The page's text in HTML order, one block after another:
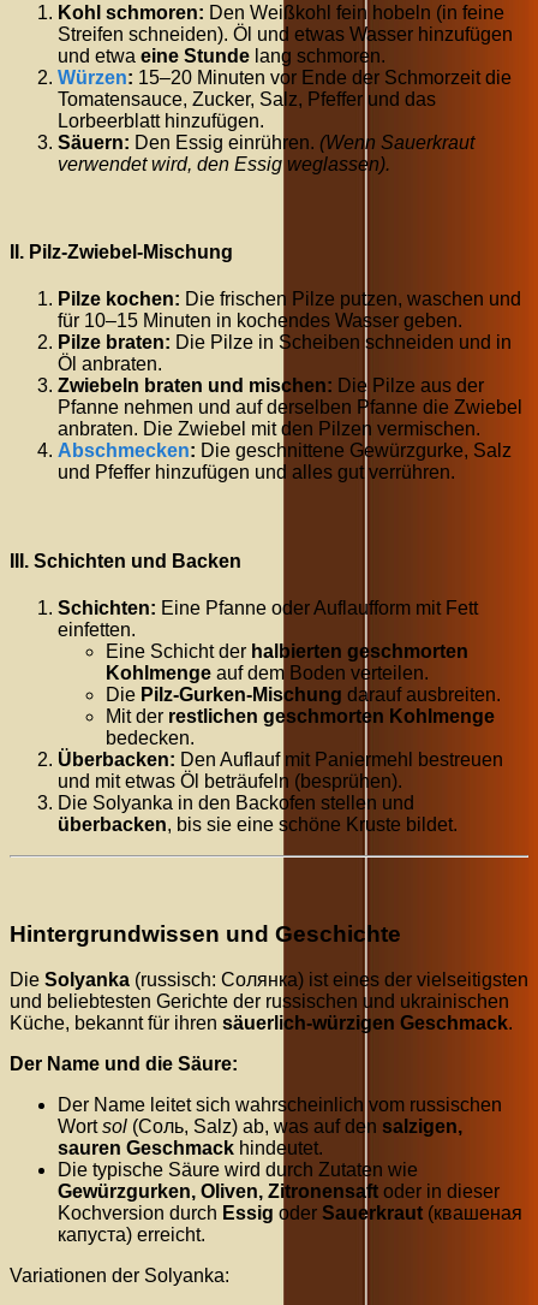
Kohl schmoren: Den Weißkohl fein hobeln (in feine
Streifen schneiden). Öl und etwas Wasser hinzufügen
und etwa eine Stunde lang schmoren.
Würzen: 15–20 Minuten vor Ende der Schmorzeit die
Tomatensauce, Zucker, Salz, Pfeffer und das
Lorbeerblatt hinzufügen.
Säuern: Den Essig einrühren. (Wenn Sauerkraut
verwendet wird, den Essig weglassen).
II. Pilz-Zwiebel-Mischung
Pilze kochen: Die frischen Pilze putzen, waschen und
für 10–15 Minuten in kochendes Wasser geben.
Pilze braten: Die Pilze in Scheiben schneiden und in
Öl anbraten.
Zwiebeln braten und mischen: Die Pilze aus der
Pfanne nehmen und auf derselben Pfanne die Zwiebel
anbraten. Die Zwiebel mit den Pilzen vermischen.
Abschmecken: Die geschnittene Gewürzgurke, Salz
und Pfeffer hinzufügen und alles gut verrühren.
III. Schichten und Backen
Schichten: Eine Pfanne oder Auflaufform mit Fett
einfetten.
Eine Schicht der halbierten geschmorten
Kohlmenge auf dem Boden verteilen.
Die Pilz-Gurken-Mischung darauf ausbreiten.
Mit der restlichen geschmorten Kohlmenge
bedecken.
Überbacken: Den Auflauf mit Paniermehl bestreuen
und mit etwas Öl beträufeln (besprühen).
Die Solyanka in den Backofen stellen und
überbacken, bis sie eine schöne Kruste bildet.
Hintergrundwissen und Geschichte
Die Solyanka (russisch: Солянка) ist eines der vielseitigsten
und beliebtesten Gerichte der russischen und ukrainischen
Küche, bekannt für ihren säuerlich-würzigen Geschmack.
Der Name und die Säure:
Der Name leitet sich wahrscheinlich vom russischen
Wortsol (Соль, Salz) ab, was auf den salzigen,
sauren Geschmack hindeutet.
Die typische Säure wird durch Zutaten wie
Gewürzgurken, Oliven, Zitronensaft oder in dieser
Kochversion durch Essig oder Sauerkraut (квашеная
капуста) erreicht.
Variationen der Solyanka: